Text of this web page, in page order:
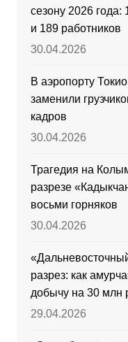
сезону 2026 года:
и 189 работников
30.04.2026
В аэропорту
заменили
кадров
30.04.2026
Трагедия на
разрезе
восьми горняков
30.04.2026
разрез: как
добычу на 30 млн
29.04.2026